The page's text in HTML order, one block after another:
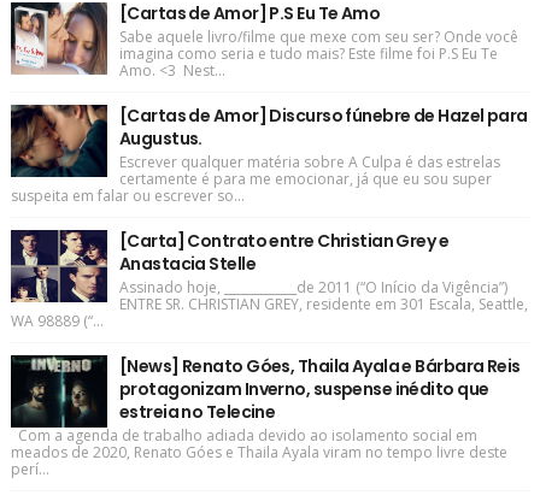
[Cartas de Amor] P.S Eu Te Amo
Sabe aquele livro/filme que mexe com seu ser? Onde você
imagina como seria e tudo mais? Este filme foi P.S Eu Te
Amo. <3 Nest...
[Cartas de Amor] Discurso fúnebre de Hazel para
Augustus.
Escrever qualquer matéria sobre A Culpa é das estrelas
certamente é para me emocionar, já que eu sou super
suspeita em falar ou escrever so...
[Carta] Contrato entre Christian Grey e
Anastacia Stelle
Assinado hoje, ____________de 2011 (“O Início da Vigência”)
ENTRE SR. CHRISTIAN GREY, residente em 301 Escala, Seattle,
WA 98889 (“...
[News] Renato Góes, Thaila Ayala e Bárbara Reis
protagonizam Inverno, suspense inédito que
estreia no Telecine
Com a agenda de trabalho adiada devido ao isolamento social em
meados de 2020, Renato Góes e Thaila Ayala viram no tempo livre deste
perí...